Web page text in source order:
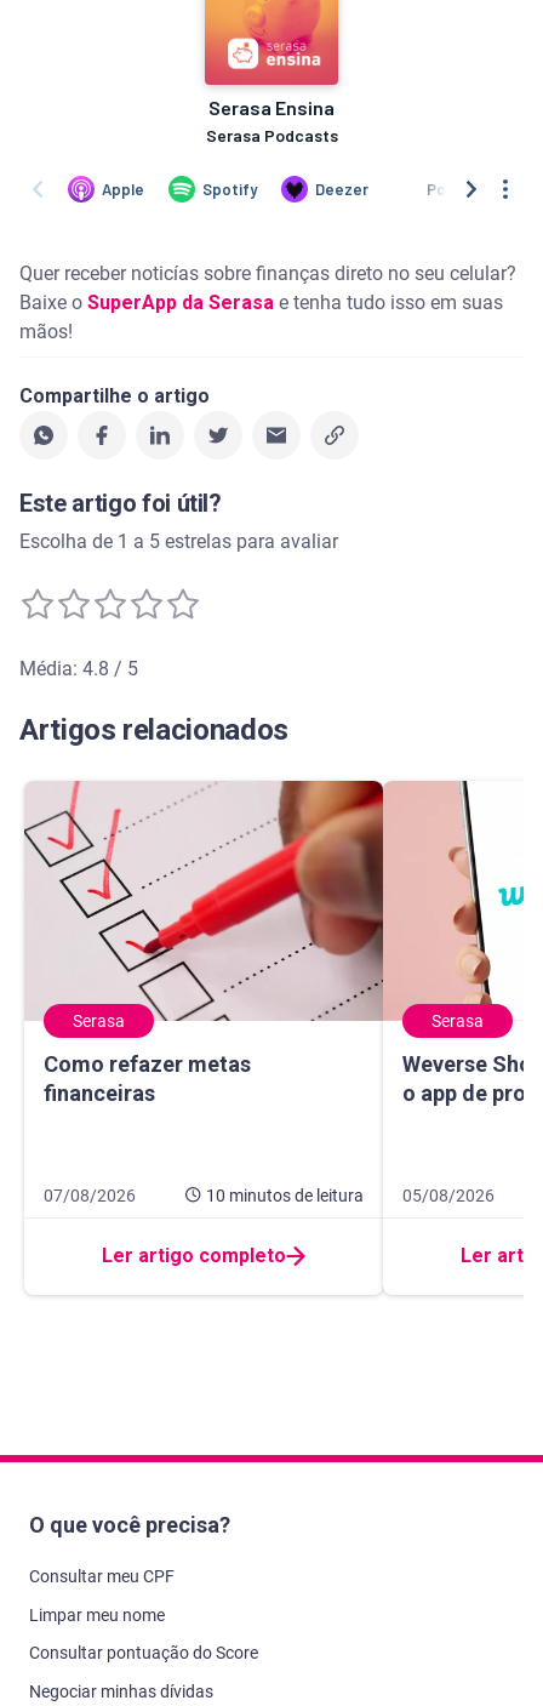
Quer receber noticías sobre finanças direto no seu celular?
Baixe o SuperApp da Serasa e tenha tudo isso em suas
mãos!
Compartilhe o artigo
Este artigo foi útil?
Escolha de 1 a 5 estrelas para avaliar
Média: 4.8 / 5
Artigos relacionados
Serasa
Como refazer metas
financeiras
Como refazer metas financeiras
Data de publicação 7 de agosto de 2026
07/08/2026 10 minutosde leitura
10 minutos de leitura
Ler artigo completo
Serasa
Weverse
o app de
Weverse Shop:
Data de
05/08/2026
10 minutos de
Ler
O que você precisa?
Consultar meu CPF
Limpar meu nome
Consultar pontuação do Score
Negociar minhas dívidas